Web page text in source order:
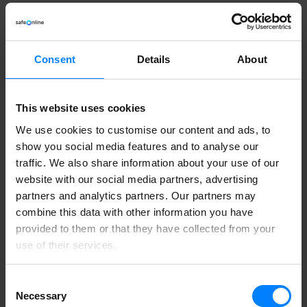
Consent Details About
This website uses cookies
We use cookies to customise our content and ads, to
show you social media features and to analyse our
traffic. We also share information about your use of our
website with our social media partners, advertising
partners and analytics partners. Our partners may
combine this data with other information you have
provided to them or that they have collected from your
use of their services.
Selection
Necessary
Hvordan overholder man ISO27001?
Overholdelse af ISO27001 involverer en systematisk tilgang til
etablering, implementering, vedligeholdelse og forbedring af et
skridt, der kan hjælpe en organisation med at opfylde ISO27001-
kravene:
Dataoverblik
Identificer alle informationssikkerhedsrelaterede aktiver og evaluer
de tilknyttede risici. Dette omfatter vurdering af trusler, sårbarheder
og konsekvenser.
2. Politikker
organisationen.